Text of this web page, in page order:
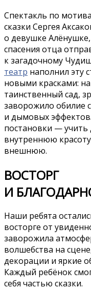
Спектакль по
сказки Сергея
о девушке
спасения отца
к загадочному
театр наполнил эту
новыми красками:
таинственный сад,
заворожило обилие
и дымовых
постановки — учить
внутреннюю
внешнюю.
ВОСТОРГ
И
Наши ребята
восторге от
заворожила
волшебства на
декорации и яркие
Каждый ребёнок
себя частью сказки.